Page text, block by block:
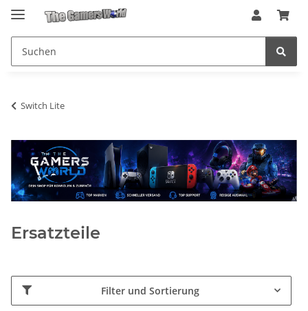
Switch Lite
Ersatzteile
Filter und Sortierung